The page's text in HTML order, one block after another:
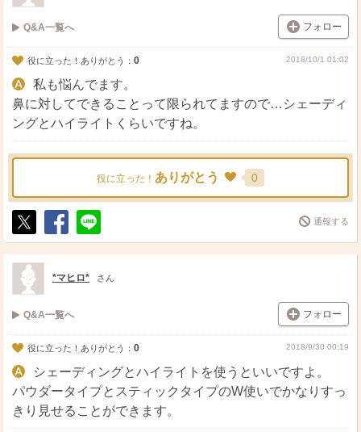
Q&A一覧へ フォロー
役に立った！ありがとう： 0 2018/10/1 01:02
私も悩んでます。
鼻に対してできることって限られてますので…シェーディ
ングとハイライトくらいですね。
役に立った！ ありがとう 0
ポ
ス
ト
シ
ェ
送
る
通報する
*マヒロ* さん
Q&A一覧へ フォロー
役に立った！ありがとう： 0 2018/9/30 00:19
シェーディングとハイライトを使うといいですよ。
パウダータイプとスティックタイプのW使いでかなりすっ
きり見せることができます。